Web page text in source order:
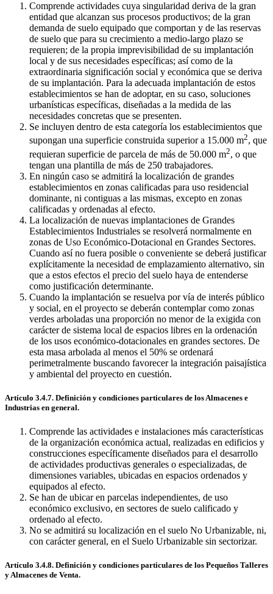
Comprende actividades cuya singularidad deriva de la gran
entidad que alcanzan sus procesos productivos; de la gran
demanda de suelo equipado que comportan y de las reservas
de suelo que para su crecimiento a medio-largo plazo se
requieren; de la propia imprevisibilidad de su implantación
local y de sus necesidades específicas; así como de la
extraordinaria significación social y económica que se deriva
de su implantación. Para la adecuada implantación de estos
establecimientos se han de adoptar, en su caso, soluciones
urbanísticas específicas, diseñadas a la medida de las
necesidades concretas que se presenten.
Se incluyen dentro de esta categoría los establecimientos que
supongan una superficie construida superior a 15.000 m2, que
requieran superficie de parcela de más de 50.000 m2, o que
tengan una plantilla de más de 250 trabajadores.
En ningún caso se admitirá la localización de grandes
establecimientos en zonas calificadas para uso residencial
dominante, ni contiguas a las mismas, excepto en zonas
calificadas y ordenadas al efecto.
La localización de nuevas implantaciones de Grandes
Establecimientos Industriales se resolverá normalmente en
zonas de Uso Económico-Dotacional en Grandes Sectores.
Cuando así no fuera posible o conveniente se deberá justificar
explícitamente la necesidad de emplazamiento alternativo, sin
que a estos efectos el precio del suelo haya de entenderse
como justificación determinante.
Cuando la implantación se resuelva por vía de interés público
y social, en el proyecto se deberán contemplar como zonas
verdes arboladas una proporción no menor de la exigida con
carácter de sistema local de espacios libres en la ordenación
de los usos económico-dotacionales en grandes sectores. De
esta masa arbolada al menos el 50% se ordenará
perimetralmente buscando favorecer la integración paisajística
y ambiental del proyecto en cuestión.
Artículo 3.4.7. Definición y condiciones particulares de los Almacenes e
Industrias en general.
Comprende las actividades e instalaciones más características
de la organización económica actual, realizadas en edificios y
construcciones específicamente diseñados para el desarrollo
de actividades productivas generales o especializadas, de
dimensiones variables, ubicadas en espacios ordenados y
equipados al efecto.
Se han de ubicar en parcelas independientes, de uso
económico exclusivo, en sectores de suelo calificado y
ordenado al efecto.
No se admitirá su localización en el suelo No Urbanizable, ni,
con carácter general, en el Suelo Urbanizable sin sectorizar.
Artículo 3.4.8. Definición y condiciones particulares de los Pequeños Talleres
y Almacenes de Venta.